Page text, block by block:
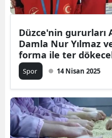
Düzce'nin gururları
Damla Nur Yılmaz
forma ile ter
Spor 14 Nisan 2025